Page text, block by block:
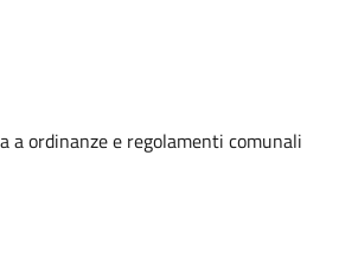
a ordinanze e regolamenti comunali